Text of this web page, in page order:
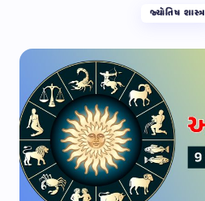
જ્યોતિષ શાસ્ત્ર